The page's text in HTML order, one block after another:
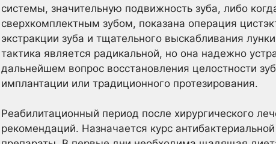
системы, значительную подвижность зуба, либо
сверхкомплектным зубом, показана операция
экстракции зуба и тщательного выскабливания
тактика является радикальной, но она надежно
дальнейшем вопрос восстановления целостности
имплантации или традиционного протезирования.
Реабилитационный период после хирургического
рекомендаций. Назначается курс